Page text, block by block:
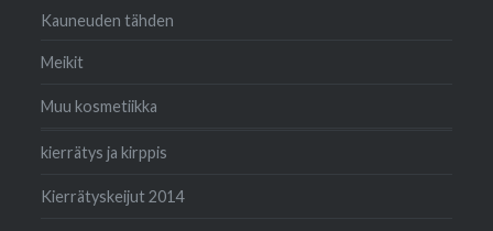
Kauneuden tähden
Meikit
Muu kosmetiikka
kierrätys ja kirppis
Kierrätyskeijut 2014